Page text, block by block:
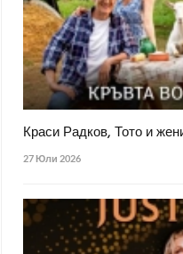
Краси Радков, Тото и
27 Юли 2026